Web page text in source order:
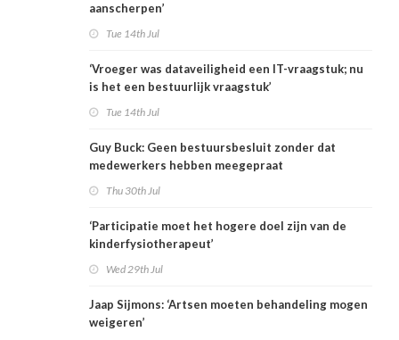
aanscherpen’
Tue 14th Jul
‘Vroeger was dataveiligheid een IT-vraagstuk; nu
is het een bestuurlijk vraagstuk’
Tue 14th Jul
Guy Buck: Geen bestuursbesluit zonder dat
medewerkers hebben meegepraat
Thu 30th Jul
‘Participatie moet het hogere doel zijn van de
kinderfysiotherapeut’
Wed 29th Jul
Jaap Sijmons: ‘Artsen moeten behandeling mogen
weigeren’